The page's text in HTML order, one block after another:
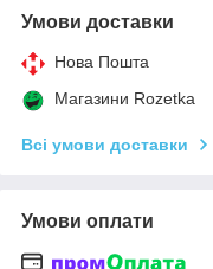
Умови доставки
Нова Пошта
Магазини Rozetka
Всі умови доставки
Умови оплати